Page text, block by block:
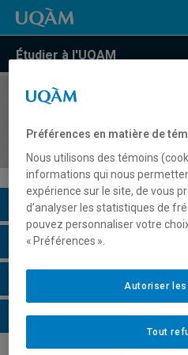
Étudier à l'UQAM
COURS//
programme)
Description du cours
Horaire - Été 2026
Horaire - Automne 2026
Horaire - Hiver 2027
Préférences en matière de
Nous utilisons des témoins
informations qui nous
expérience sur le site, de vous
d’analyser les statistiques de
pouvez personnaliser votre
« Préférences ».
Tout
Autoriser